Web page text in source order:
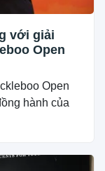
với giải
Open
Open
hành của